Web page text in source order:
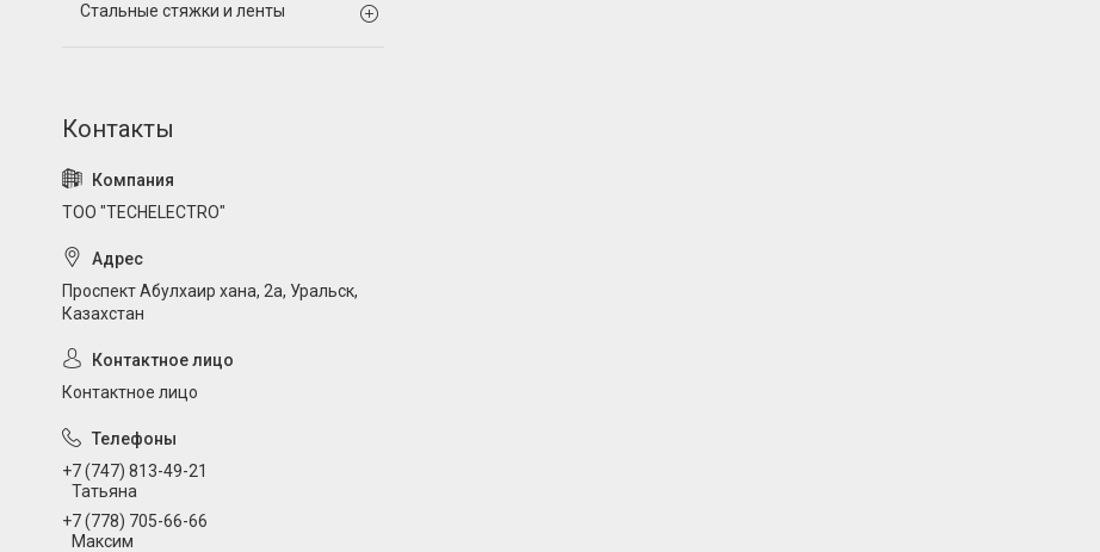
Стальные стяжки и ленты
ТОО "TECHELECTRO"
Проспект Абулхаир хана, 2а, Уральск,
Казахстан
Контактное лицо
+7 (747) 813-49-21
Татьяна
+7 (778) 705-66-66
Максим